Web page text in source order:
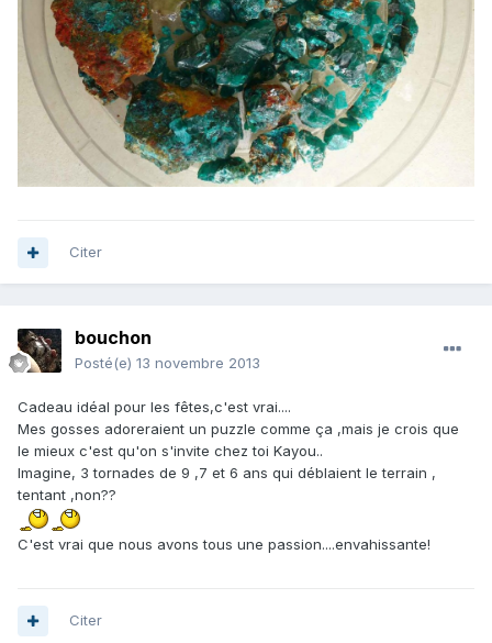
Citer
bouchon
Posté(e) 13 novembre 2013
Cadeau idéal pour les fêtes,c'est vrai....
Mes gosses adoreraient un puzzle comme ça ,mais je crois que
le mieux c'est qu'on s'invite chez toi Kayou..
Imagine, 3 tornades de 9 ,7 et 6 ans qui déblaient le terrain ,
tentant ,non??
C'est vrai que nous avons tous une passion....envahissante!
Citer